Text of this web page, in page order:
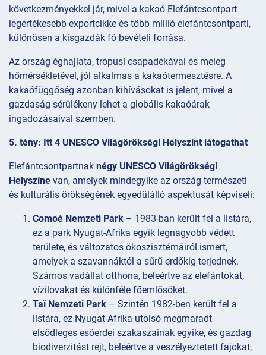
következményekkel jár, mivel a kakaó Elefántcsontpart
legértékesebb exportcikke és több millió elefántcsontparti,
különösen a kisgazdák fő bevételi forrása.
Az ország éghajlata, trópusi csapadékával és meleg
hőmérsékletével, jól alkalmas a kakaótermesztésre. A
kakaófüggőség azonban kihívásokat is jelent, mivel a
gazdaság sérülékeny lehet a globális kakaóárak
ingadozásaival szemben.
5. tény: Itt 4 UNESCO Világörökségi Helyszínt látogathat
Elefántcsontpartnak négy UNESCO Világörökségi
Helyszíne van, amelyek mindegyike az ország természeti
és kulturális örökségének egyedülálló aspektusát képviseli:
Comoé Nemzeti Park – 1983-ban került fel a listára,
ez a park Nyugat-Afrika egyik legnagyobb védett
területe, és változatos ökoszisztémáiról ismert,
amelyek a szavannáktól a sűrű erdőkig terjednek.
Számos vadállat otthona, beleértve az elefántokat,
vízilovakat és különféle főemlősöket.
Taï Nemzeti Park – Szintén 1982-ben került fel a
listára, ez Nyugat-Afrika utolsó megmaradt
elsődleges esőerdei szakaszainak egyike, és gazdag
biodiverzitást rejt, beleértve a veszélyeztetett fajokat,